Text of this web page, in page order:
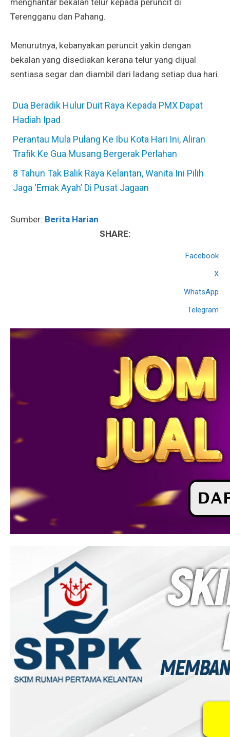
Terengganu dan Pahang.
Menurutnya, kebanyakan peruncit yakin dengan
bekalan yang disediakan kerana telur yang dijual
sentiasa segar dan diambil dari ladang setiap dua hari.
Dua Beradik Hulur Duit Raya Kepada PMX Dapat
Hadiah Ipad
Perantau Mula Pulang Ke Ibu Kota Hari Ini, Aliran
Trafik Ke Gua Musang Bergerak Perlahan
8 Tahun Tak Balik Raya Kelantan, Wanita Ini Pilih
Jaga ‘Emak Ayah’ Di Pusat Jagaan
Sumber: Berita Harian
SHARE:
Facebook
X
WhatsApp
Telegram